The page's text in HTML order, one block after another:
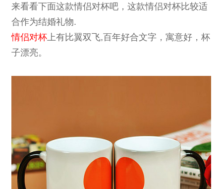
来看看下面这款情侣对杯吧，这款情侣对杯比较适
合作为结婚礼物.
情侣对杯上有比翼双飞,百年好合文字，寓意好，杯
子漂亮。